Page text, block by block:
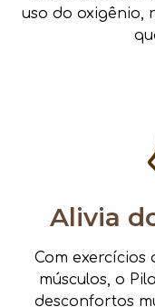
uso do oxigênio,
Alivia
Com exercícios
músculos, o
desconfortos